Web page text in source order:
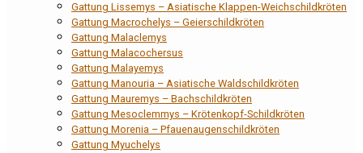
Gattung Lissemys – Asiatische Klappen-Weichschildkröten
Gattung Macrochelys – Geierschildkröten
Gattung Malaclemys
Gattung Malacochersus
Gattung Malayemys
Gattung Manouria – Asiatische Waldschildkröten
Gattung Mauremys – Bachschildkröten
Gattung Mesoclemmys – Krötenkopf-Schildkröten
Gattung Morenia – Pfauenaugenschildkröten
Gattung Myuchelys